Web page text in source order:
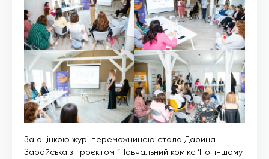
За оцінкою журі переможницею стала Дарина
Зарайська з проєктом “Навчальний комікс ‘По-іншому.